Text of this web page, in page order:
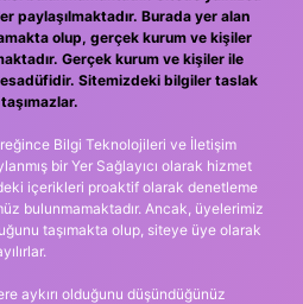
paylaşılmaktadır. Burada yer alan
olup, gerçek kurum ve kişiler
Gerçek kurum ve kişiler ile
Sitemizdeki bilgiler taslak
Bilgi Teknolojileri ve İletişim
bir Yer Sağlayıcı olarak hizmet
içerikleri proaktif olarak denetleme
bulunmamaktadır. Ancak, üyelerimiz
taşımakta olup, siteye üye olarak
aykırı olduğunu düşündüğünüz